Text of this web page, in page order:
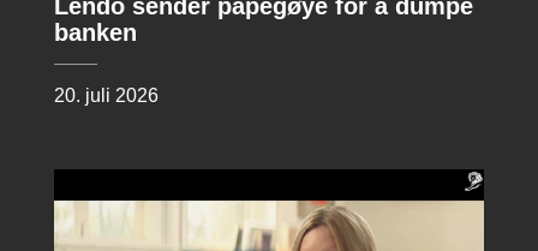
Lendo sender papegøye for å dumpe
banken
20. juli 2026